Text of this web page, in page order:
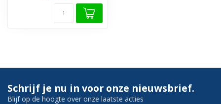
Schrijf je nu in voor onze nieuwsbrief.
Blijf op de hoogte over onze laatste acties